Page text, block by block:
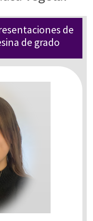
de
de grado